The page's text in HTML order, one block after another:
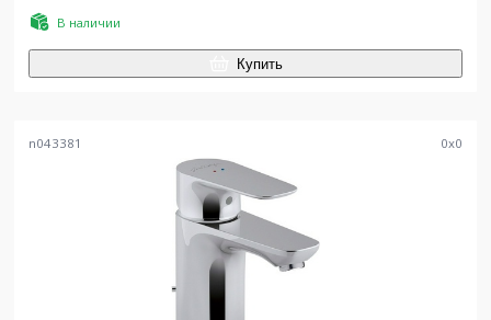
В наличии
Купить
n043381 0x0